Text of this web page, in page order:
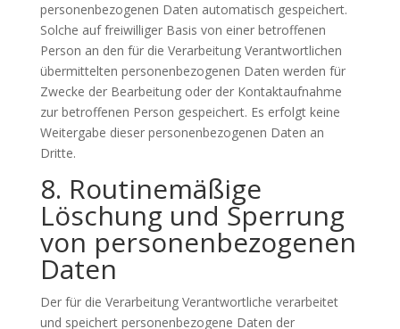
personenbezogenen Daten automatisch gespeichert.
Solche auf freiwilliger Basis von einer betroffenen
Person an den für die Verarbeitung Verantwortlichen
übermittelten personenbezogenen Daten werden für
Zwecke der Bearbeitung oder der Kontaktaufnahme
zur betroffenen Person gespeichert. Es erfolgt keine
Weitergabe dieser personenbezogenen Daten an
Dritte.
8. Routinemäßige
Löschung und Sperrung
von personenbezogenen
Daten
Der für die Verarbeitung Verantwortliche verarbeitet
und speichert personenbezogene Daten der